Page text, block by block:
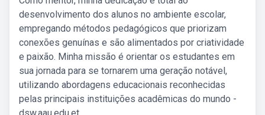
desenvolvimento dos alunos no ambiente escolar,
empregando métodos pedagógicos que priorizam
conexões genuínas e são alimentados por criatividade
e paixão. Minha missão é orientar os estudantes em
sua jornada para se tornarem uma geração notável,
utilizando abordagens educacionais reconhecidas
pelas principais instituições acadêmicas do mundo -